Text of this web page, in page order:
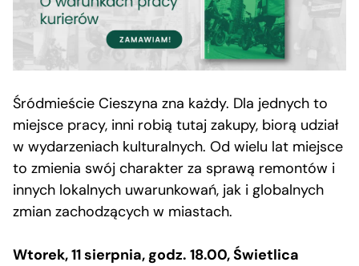
Śródmieście Cieszyna zna każdy. Dla jednych to
miejsce pracy, inni robią tutaj zakupy, biorą udział
w wydarzeniach kulturalnych. Od wielu lat miejsce
to zmienia swój charakter za sprawą remontów i
innych lokalnych uwarunkowań, jak i globalnych
zmian zachodzących w miastach.
Wtorek, 11 sierpnia, godz. 18.00, Świetlica